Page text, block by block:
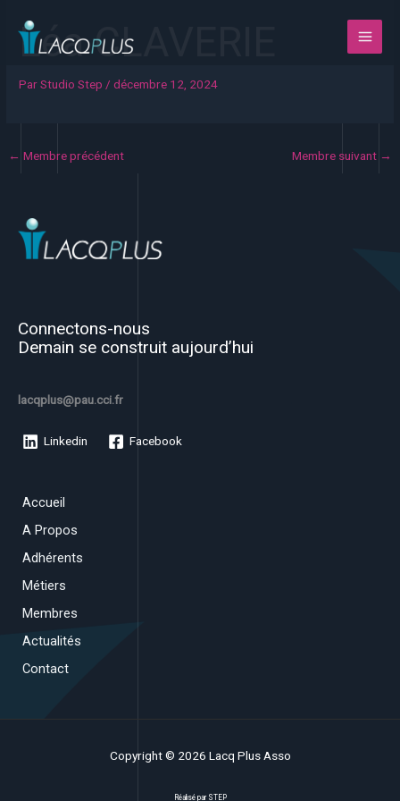
contenuLéa CLAVERIE
ParStudio Step /décembre 12, 2024
← Membre précédent Membre suivant →
Connectons-nous
Demain se construit aujourd’hui
lacqplus@pau.cci.fr
Linkedin Facebook
Accueil
A Propos
Adhérents
Métiers
Membres
Actualités
Contact
Copyright © 2026 Lacq Plus Asso
Réalisé par STEP